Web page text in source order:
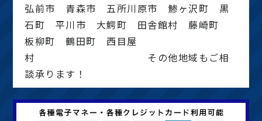
弘前市 青森市 五所川原市 鯵ヶ沢町 黒
石町 平川市 大鰐町 田舎館村 藤崎町
板柳町 鶴田町 西目屋
村 その他地域もご相
談承ります！